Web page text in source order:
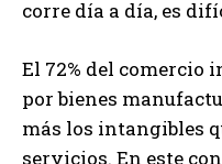
corre día a día, es
El 72% del comercio
por bienes
más los intangibles
servicios. En este